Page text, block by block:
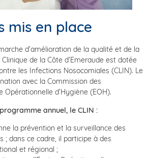
mis en place
d’amélioration de la qualité et de la
de la Côte d’Emeraude est dotée
les Infections Nosocomiales (CLIN). Le
avec la Commission des
Opérationnelle d’Hygiène (EOH).
annuel, le CLIN :
la prévention et la surveillance des
; dans ce cadre, il participe à des
et régional ;